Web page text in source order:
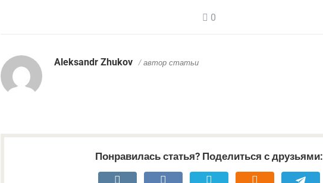
0
Aleksandr Zhukov / автор статьи
Понравилась статья? Поделиться с друзьями: